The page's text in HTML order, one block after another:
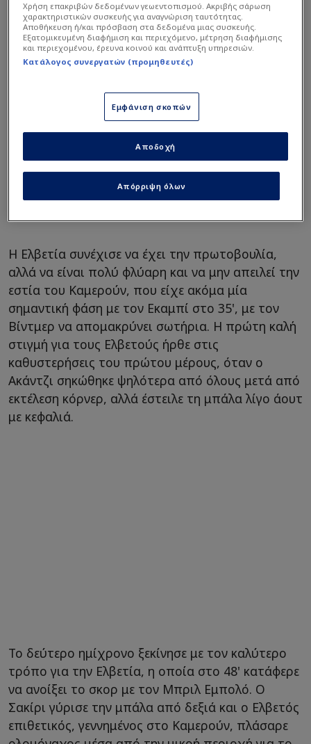
του αγώνα, όμως το Καμερούν ήταν αυτό που
απειλούσε περισσότερο, βγάζοντας πολύ
επικίνδυνες αντεπιθέσεις. Στο 10' οι Αφρικανοί
απείλησαν για πρώτη φορά με τους Μπεούμο και
Εκαμπί, ενώ στο 14' ο Τσούπο-Μότινγκ βγήκε τετ-
α-τετ με τον Ζόμερ, όμως ο Ελβετός κίπερ
Η Ελβετία συνέχισε να έχει την πρωτοβουλία,
αλλά να είναι πολύ φλύαρη και να μην απειλεί την
εστία του Καμερούν, που είχε ακόμα μία
σημαντική φάση με τον Εκαμπί στο 35', με τον
Βίντμερ να απομακρύνει σωτήρια. Η πρώτη καλή
στιγμή για τους Ελβετούς ήρθε στις
καθυστερήσεις του πρώτου μέρους, όταν ο
Ακάντζι σηκώθηκε ψηλότερα από όλους μετά από
εκτέλεση κόρνερ, αλλά έστειλε τη μπάλα λίγο άουτ
με κεφαλιά.
Το δεύτερο ημίχρονο ξεκίνησε με τον καλύτερο
τρόπο για την Ελβετία, η οποία στο 48' κατάφερε
να ανοίξει το σκορ με τον Μπριλ Εμπολό. Ο
Σακίρι γύρισε την μπάλα από δεξιά και ο Ελβετός
επιθετικός, γεννημένος στο Καμερούν, πλάσαρε
Χρήση επακριβών δεδομένων γεωεντοπισμού. Ακριβής σάρωση
χαρακτηριστικών συσκευής για αναγνώριση ταυτότητας.
Αποθήκευση ή/και πρόσβαση στα δεδομένα μιας συσκευής.
Εξατομικευμένη διαφήμιση και περιεχόμενο, μέτρηση διαφήμισης
και περιεχομένου, έρευνα κοινού και ανάπτυξη υπηρεσιών.
Κατάλογος συνεργατών (προμηθευτές)
Εμφάνιση σκοπών
Απόρριψη όλων
Αποδοχή